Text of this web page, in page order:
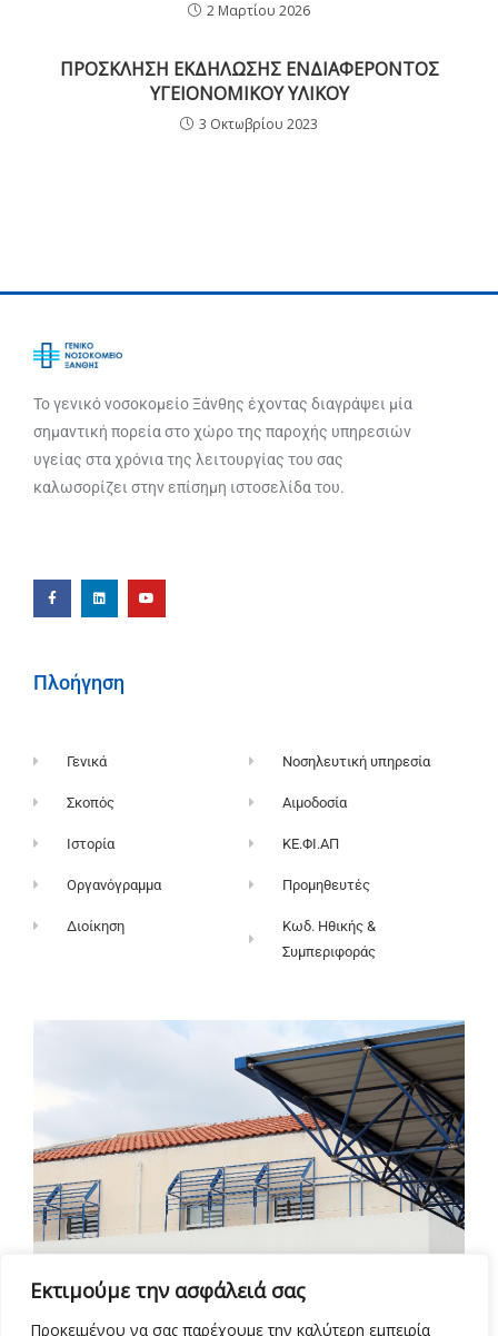
Εκτιμούμε την ασφάλειά σας
Προκειμένου να σας παρέχουμε την καλύτερη εμπειρία
2 Μαρτίου 2026
ΠΡΟΣΚΛΗΣΗ ΕΚΔΗΛΩΣΗΣ ΕΝΔΙΑΦΕΡΟΝΤΟΣ
ΥΓΕΙΟΝΟΜΙΚΟΥ ΥΛΙΚΟΥ
3 Οκτωβρίου 2023
Το γενικό νοσοκομείο Ξάνθης έχοντας διαγράψει μία
σημαντική πορεία στο χώρο της παροχής υπηρεσιών
υγείας στα χρόνια της λειτουργίας του σας
καλωσορίζει στην επίσημη ιστοσελίδα του.
Πλοήγηση
Γενικά
Σκοπός
Ιστορία
Οργανόγραμμα
Διοίκηση
Νοσηλευτική υπηρεσία
Αιμοδοσία
ΚΕ.ΦΙ.ΑΠ
Προμηθευτές
Κωδ. Ηθικής &
Συμπεριφοράς